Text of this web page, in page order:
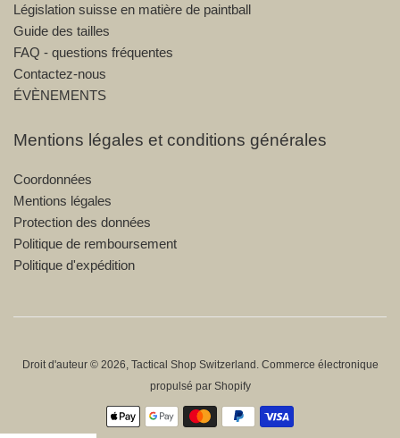
Législation suisse en matière de paintball
Guide des tailles
FAQ - questions fréquentes
Contactez-nous
ÉVÈNEMENTS
Mentions légales et conditions générales
Coordonnées
Mentions légales
Protection des données
Politique de remboursement
Politique d'expédition
Droit d'auteur © 2026, Tactical Shop Switzerland Commerce électronique
propulsé par Shopify
Icônes